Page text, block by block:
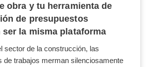
obra y tu herramienta de
de presupuestos
ser la misma plataforma
sector de la construcción, las
de trabajos merman silenciosamente